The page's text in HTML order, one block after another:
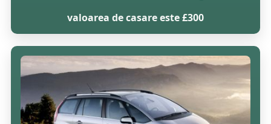
valoarea de casare este £300